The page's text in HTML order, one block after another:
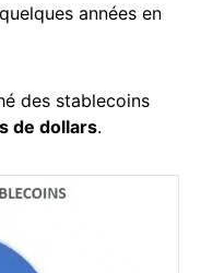
années en
des stablecoins
de dollars.